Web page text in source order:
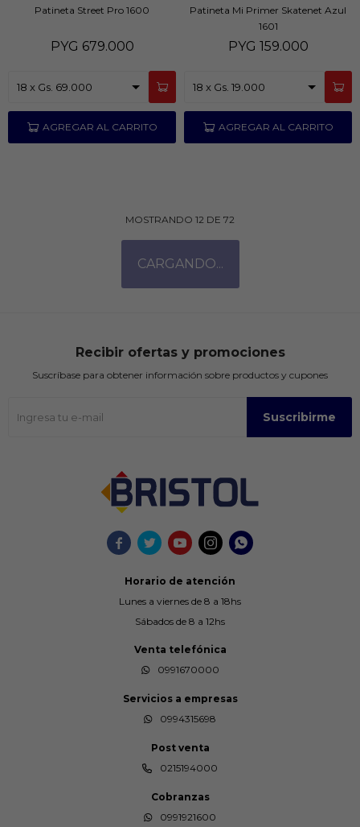
Patineta Street Pro 1600
PYG 679.000
Patineta Mi Primer Skatenet Azul
1601
PYG 159.000
MOSTRANDO 12 DE 72
    
Horario de atención
Lunes a viernes de 8 a 18hs
Sábados de 8 a 12hs
Venta telefónica
0991670000
Servicios a empresas
0994315698
Post venta
0215194000
Cobranzas
0991921600
Recibir ofertas y promociones
Suscríbase para obtener información sobre productos y cupones
Suscribirme